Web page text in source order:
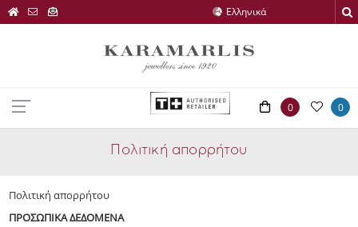
0 0
Πολιτική απορρήτου
Πολιτική απορρήτου
ΠΡΟΣΩΠΙΚΑ ΔΕΔΟΜΕΝΑ